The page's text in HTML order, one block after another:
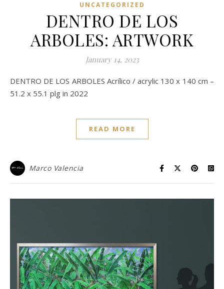
UNCATEGORIZED
DENTRO DE LOS
ARBOLES: ARTWORK
January 14, 2023
DENTRO DE LOS ARBOLES Acrílico / acrylic 130 x 140 cm –
51.2 x 55.1 plg in 2022
READ MORE
Marco Valencia